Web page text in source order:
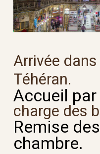
Arrivée
Téhéran.
Accueil
charge des
Remise
chambre.